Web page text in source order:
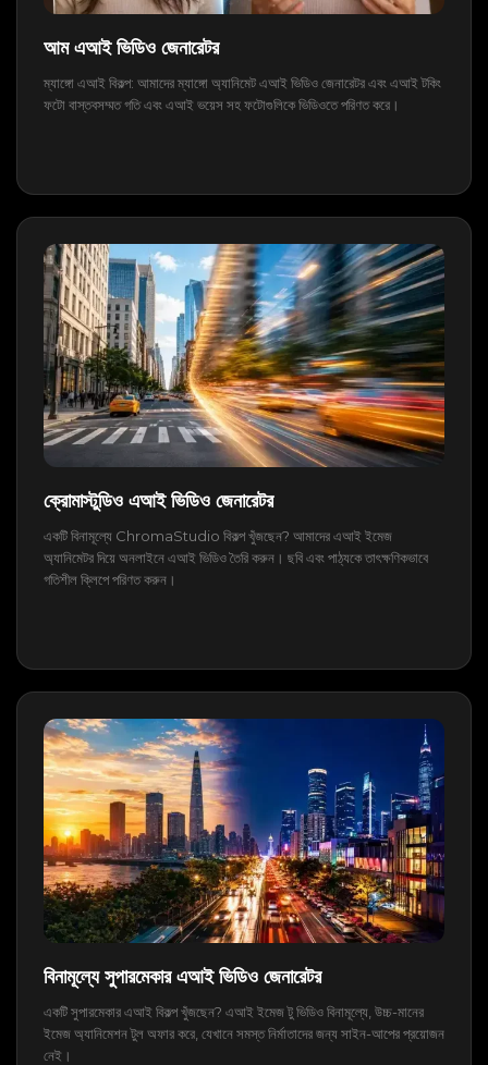
আম এআই ভিডিও জেনারেটর
ম্যাঙ্গো এআই বিকল্প: আমাদের ম্যাঙ্গো অ্যানিমেট এআই ভিডিও জেনারেটর এবং এআই টকিং
ফটো বাস্তবসম্মত গতি এবং এআই ভয়েস সহ ফটোগুলিকে ভিডিওতে পরিণত করে।
ক্রোমাস্টুডিও এআই ভিডিও জেনারেটর
একটি বিনামূল্যে ChromaStudio বিকল্প খুঁজছেন? আমাদের এআই ইমেজ
অ্যানিমেটর দিয়ে অনলাইনে এআই ভিডিও তৈরি করুন। ছবি এবং পাঠ্যকে তাৎক্ষণিকভাবে
গতিশীল ক্লিপে পরিণত করুন।
বিনামূল্যে সুপারমেকার এআই ভিডিও জেনারেটর
একটি সুপারমেকার এআই বিকল্প খুঁজছেন? এআই ইমেজ টু ভিডিও বিনামূল্যে, উচ্চ-মানের
ইমেজ অ্যানিমেশন টুল অফার করে, যেখানে সমস্ত নির্মাতাদের জন্য সাইন-আপের প্রয়োজন
নেই।